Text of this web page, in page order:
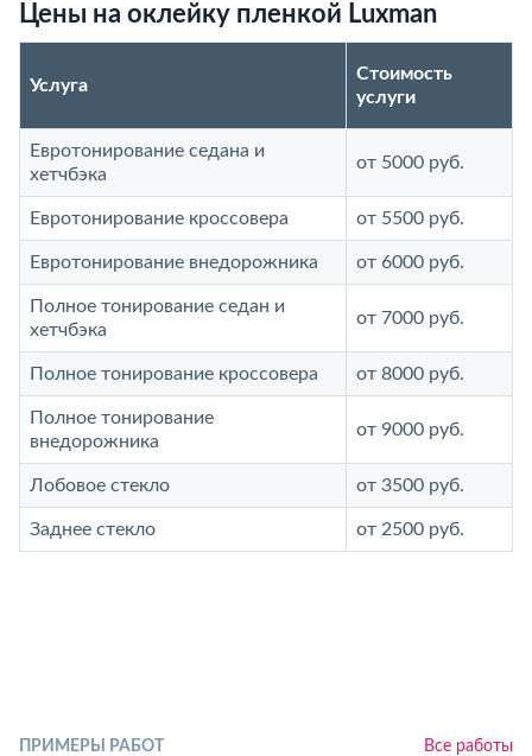
Цены на оклейку пленкой Luxman
Услуга
Стоимость
услуги
Евротонирование седана и
хетчбэка
от 5000 руб.
Евротонирование кроссовера от 5500 руб.
Евротонирование внедорожника от 6000 руб.
Полное тонирование седан и
хетчбэка
от 7000 руб.
Полное тонирование кроссовера от 8000 руб.
Полное тонирование
внедорожника
от 9000 руб.
Лобовое стекло от 3500 руб.
Заднее стекло от 2500 руб.
ПРИМЕРЫ РАБОТ Все работы